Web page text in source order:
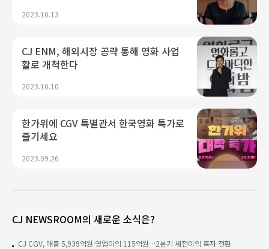
2023.10.13
CJ ENM, 해외시장 공략 통해 영화 사업
활로 개척한다
2023.10.10
한가위에 CGV 특별관서 한국영화 특가로
즐기세요
2023.09.26
CJ NEWSROOM의 새로운 소식은?
CJ CGV, 매출 5,939억원·영업이익 115억원…2분기 세전이익 흑자 전환